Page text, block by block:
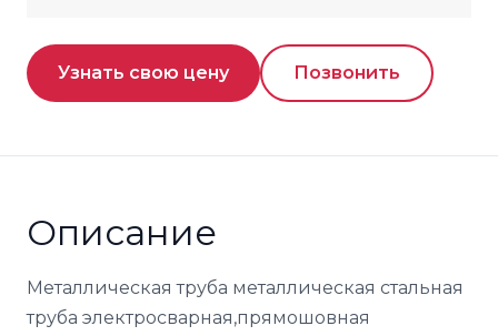
Узнать свою цену Позвонить
Описание
Металлическая труба металлическая стальная
труба электросварная,прямошовная